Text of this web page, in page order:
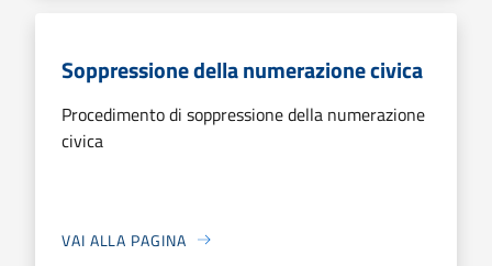
Soppressione della numerazione civica
Procedimento di soppressione della numerazione
civica
VAI ALLA PAGINA